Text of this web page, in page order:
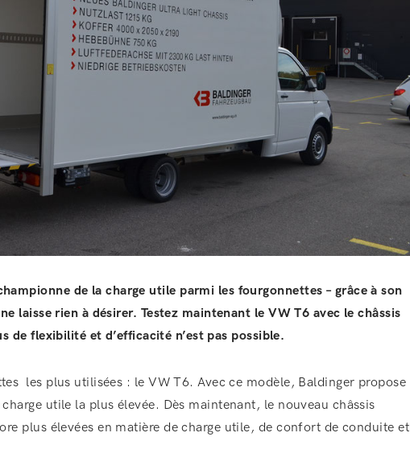
de la charge utile parmi les fourgonnettes – grâce à son
laisse rien à désirer. Testez maintenant le VW T6 avec le châssis
de flexibilité et d’efficacité n’est pas possible.
les plus utilisées : le VW T6. Avec ce modèle, Baldinger propose
utile la plus élevée. Dès maintenant, le nouveau châssis
plus élevées en matière de charge utile, de confort de conduite et